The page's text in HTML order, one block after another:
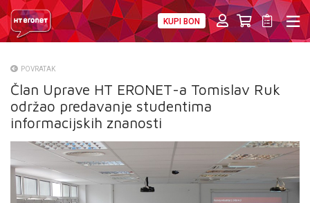
KUPI BON
O NAMA
PRESS
NATJEČAJI
VELEPRODAJA
POVRATAK
Član Uprave HT ERONET-a Tomislav Ruk
održao predavanje studentima
informacijskih znanosti